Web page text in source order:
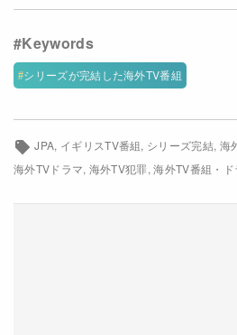
キム・ボドゥニア オーウェン・マ
ネットワーク
BBC
シリーズが完結した海外TV番組
JPA イギリスTV番組 シリーズ完結 海
海外TVドラマ 海外TV犯罪 海外TV番組・ド